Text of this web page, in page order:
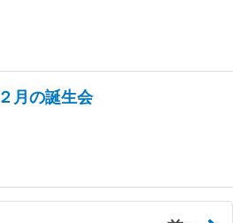
２月の誕生会